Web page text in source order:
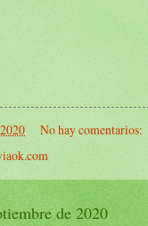
No hay comentarios:
de 2020